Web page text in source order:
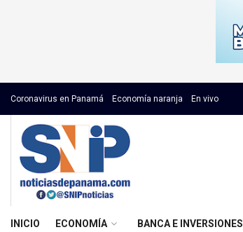
Coronavirus en Panamá Economía naranja En vivo
INICIO ECONOMÍA BANCA E INVERSIONES